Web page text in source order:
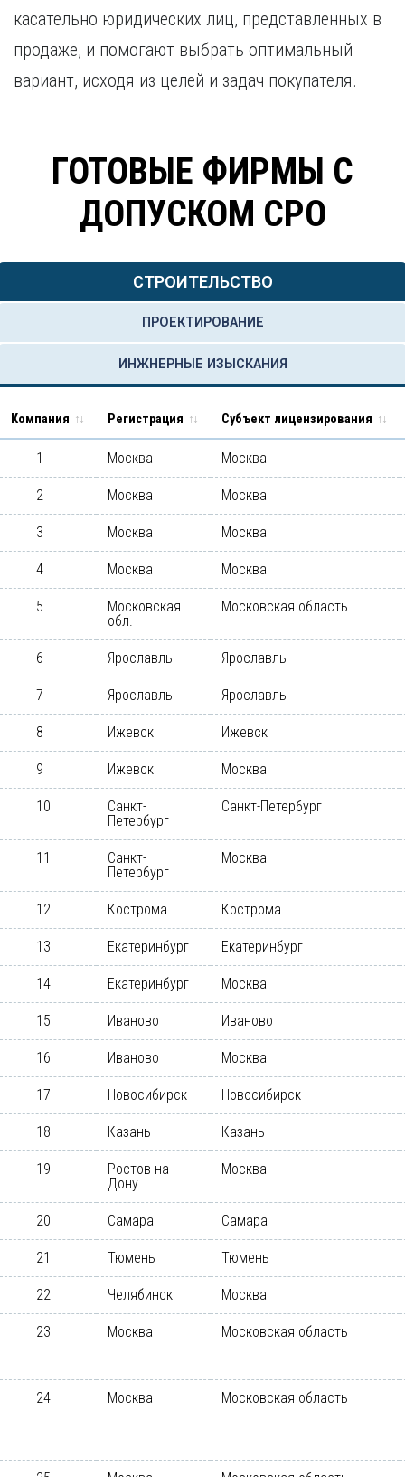
Махачкала
Мурманск
Н
Новокузнецк
Чита
Я
Ярославль
касательно юридических лиц, представленных в
продаже, и помогают выбрать оптимальный
вариант, исходя из целей и задач покупателя.
ГОТОВЫЕ ФИРМЫ С
ДОПУСКОМ СРО
СТРОИТЕЛЬСТВО
ПРОЕКТИРОВАНИЕ
ИНЖНЕРНЫЕ ИЗЫСКАНИЯ
Компания Регистрация Субъект лицензирования
1 Москва Москва
2 Москва Москва
3 Москва Москва
4 Москва Москва
5
Московская
обл.
Московская область
6 Ярославль Ярославль
7 Ярославль Ярославль
8 Ижевск Ижевск
9 Ижевск Москва
10
Санкт-
Петербург
Санкт-Петербург
11
Санкт-
Петербург
Москва
12 Кострома Кострома
13 Екатеринбург Екатеринбург
14 Екатеринбург Москва
15 Иваново Иваново
16 Иваново Москва
17 Новосибирск Новосибирск
18 Казань Казань
19
Ростов-на-
Дону
Москва
20 Самара Самара
21 Тюмень Тюмень
22 Челябинск Москва
23 Москва Московская область
24 Москва Московская область